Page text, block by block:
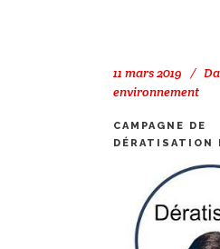
11 mars 2019
environnement
CAMPAGNE DE
DÉRATISATION